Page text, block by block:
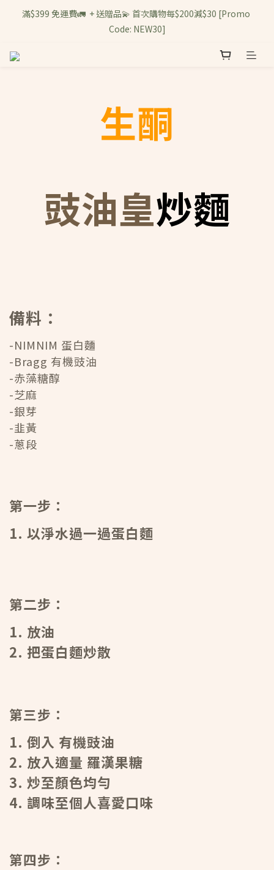
滿$399 免運費🚛  + 送贈品💫 首次購物每$200減$30 [Promo
Code: NEW30]
生酮
豉油皇炒麵
備料：
-NIMNIM 蛋白麵
-Bragg 有機豉油
-赤藻糖醇
-芝麻
-銀芽
-韭黃
-蔥段
第一步：
1. 以淨水過一過蛋白麵
第二步：
1. 放油
2. 把蛋白麵炒散
第三步：
1. 倒入 有機豉油
2. 放入適量 羅漢果糖
3. 炒至顏色均勻
4. 調味至個人喜愛口味
第四步：